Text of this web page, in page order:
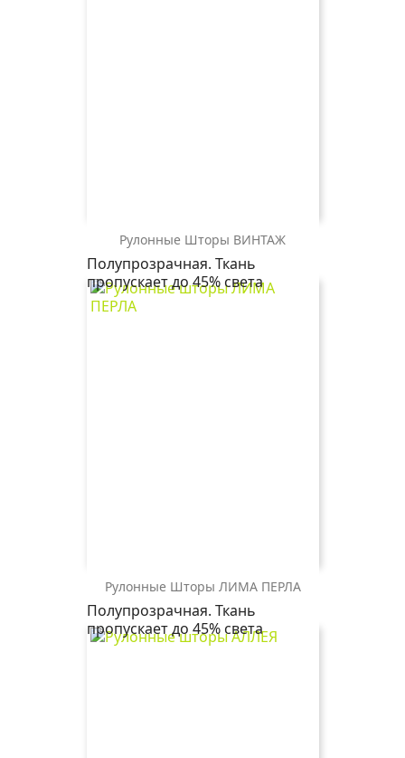
Рулонные Шторы ВИНТАЖ
Полупрозрачная. Ткань
пропускает до 45% света
ВИНТАЖ
0225
белый
Рулонные Шторы ЛИМА ПЕРЛА
Полупрозрачная. Ткань
пропускает до 45% света
ПЕРЛА
2746
ЛИМА
ПЕРЛА
2261
ЛИМА
ПЕРЛА
1852
ПЕРЛА
0225